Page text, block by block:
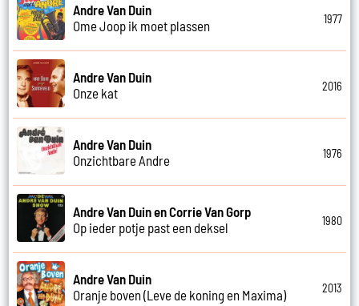
Andre Van Duin
Ome Joop ik moet plassen
1977
Andre Van Duin
Onze kat
2016
Andre Van Duin
Onzichtbare Andre
1976
Andre Van Duin en Corrie Van Gorp
Op ieder potje past een deksel
1980
Andre Van Duin
Oranje boven (Leve de koning en Maxima)
2013